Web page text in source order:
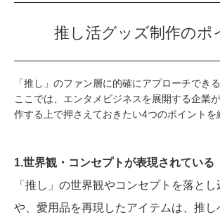
推し活グッズ制作のポ
「推し」のファン層に的確にアプローチでき
ここでは、エンタメビジネスを展開する企業
作する上で押さえておきたい4つのポイントを
1.世界観・コンセプトが表現されている
「推し」の世界観やコンセプトを落と
や、愛用品を再現したアイテムは、推し